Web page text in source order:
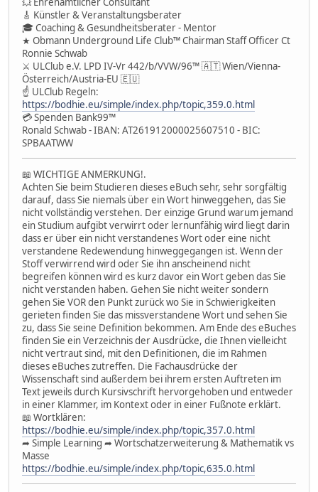
🎸 Künstler & Veranstaltungsberater
🎓 Coaching & Gesundheitsberater - Mentor
★ Obmann Underground Life Club™ Chairman Staff Officer Ct
Ronnie Schwab
⚔ ULClub e.V. LPD IV-Vr 442/b/VVW/96™ 🇦🇹 Wien/Vienna-
Österreich/Austria-EU 🇪🇺
☝ ULClub Regeln:
https://bodhie.eu/simple/index.php/topic,359.0.html
💳 Spenden Bank99™
Ronald Schwab - IBAN: AT261912000025607510 - BIC:
SPBAATWW
📖 WICHTIGE ANMERKUNG!.
Achten Sie beim Studieren dieses eBuch sehr, sehr sorgfältig
darauf, dass Sie niemals über ein Wort hinweggehen, das Sie
nicht vollständig verstehen. Der einzige Grund warum jemand
ein Studium aufgibt verwirrt oder lernunfähig wird liegt darin
dass er über ein nicht verstandenes Wort oder eine nicht
verstandene Redewendung hinweggegangen ist. Wenn der
Stoff verwirrend wird oder Sie ihn anscheinend nicht
begreifen können wird es kurz davor ein Wort geben das Sie
nicht verstanden haben. Gehen Sie nicht weiter sondern
gehen Sie VOR den Punkt zurück wo Sie in Schwierigkeiten
gerieten finden Sie das missverstandene Wort und sehen Sie
zu, dass Sie seine Definition bekommen. Am Ende des eBuches
finden Sie ein Verzeichnis der Ausdrücke, die Ihnen vielleicht
nicht vertraut sind, mit den Definitionen, die im Rahmen
dieses eBuches zutreffen. Die Fachausdrücke der
Wissenschaft sind außerdem bei ihrem ersten Auftreten im
Text jeweils durch Kursivschrift hervorgehoben und entweder
in einer Klammer, im Kontext oder in einer Fußnote erklärt.
📖 Wortklären:
https://bodhie.eu/simple/index.php/topic,357.0.html
➦ Simple Learning ➦ Wortschatzerweiterung & Mathematik vs
Masse
https://bodhie.eu/simple/index.php/topic,635.0.html